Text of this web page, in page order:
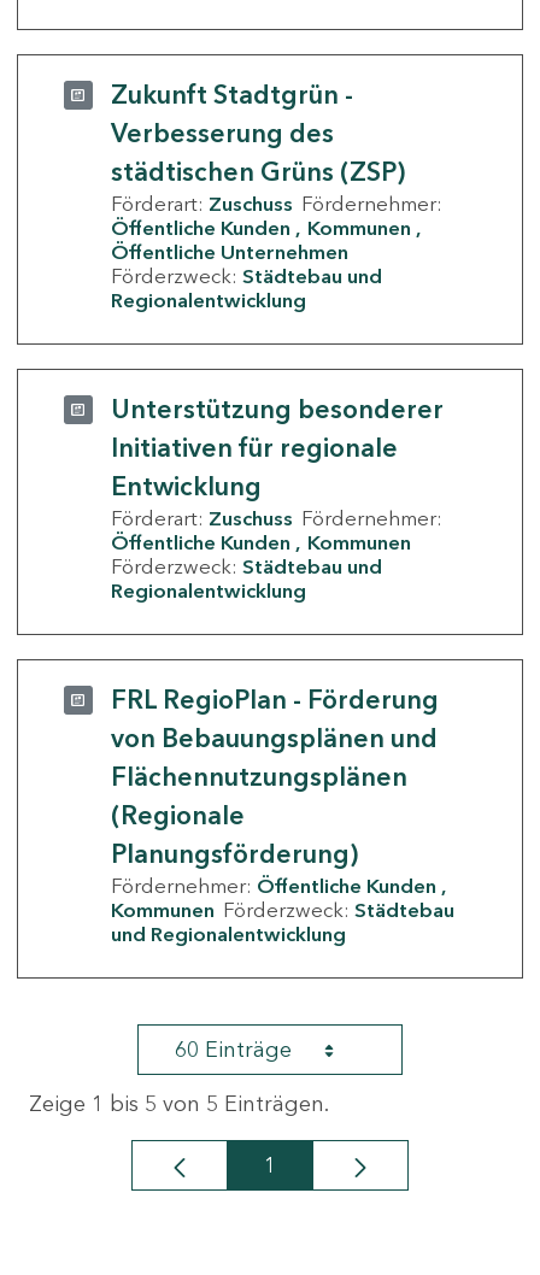
Zukunft Stadtgrün -
Verbesserung des
städtischen Grüns (ZSP)
Förderart: Zuschuss Fördernehmer:
Öffentliche Kunden
Kommunen
Öffentliche Unternehmen
Förderzweck: Städtebau und
Regionalentwicklung
Unterstützung besonderer
Initiativen für regionale
Entwicklung
Förderart: Zuschuss Fördernehmer:
Öffentliche Kunden
Kommunen
Förderzweck: Städtebau und
Regionalentwicklung
FRL RegioPlan - Förderung
von Bebauungsplänen und
Flächennutzungsplänen
(Regionale
Planungsförderung)
Fördernehmer: Öffentliche Kunden
Kommunen Förderzweck: Städtebau
und Regionalentwicklung
60 Einträge
Zeige 1 bis 5 von 5 Einträgen.
Seite
1